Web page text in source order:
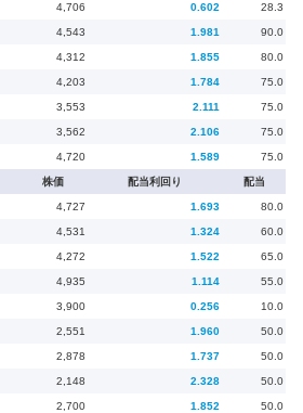
4,706 0.602 28.3
4,543 1.981 90.0
4,312 1.855 80.0
4,203 1.784 75.0
3,553 2.111 75.0
3,562 2.106 75.0
4,720 1.589 75.0
株価 配当利回り 配当
4,727 1.693 80.0
4,531 1.324 60.0
4,272 1.522 65.0
4,935 1.114 55.0
3,900 0.256 10.0
2,551 1.960 50.0
2,878 1.737 50.0
2,148 2.328 50.0
2,700 1.852 50.0